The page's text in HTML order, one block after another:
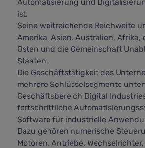
Automatisierung und
ist.
Seine weitreichende Reichweite
Amerika, Asien, Australien, Afrika,
Osten und die Gemeinschaft
Staaten.
Die Geschäftstätigkeit des
mehrere Schlüsselsegmente
Geschäftsbereich Digital
fortschrittliche
Software für industrielle
Dazu gehören numerische
Motoren, Antriebe,